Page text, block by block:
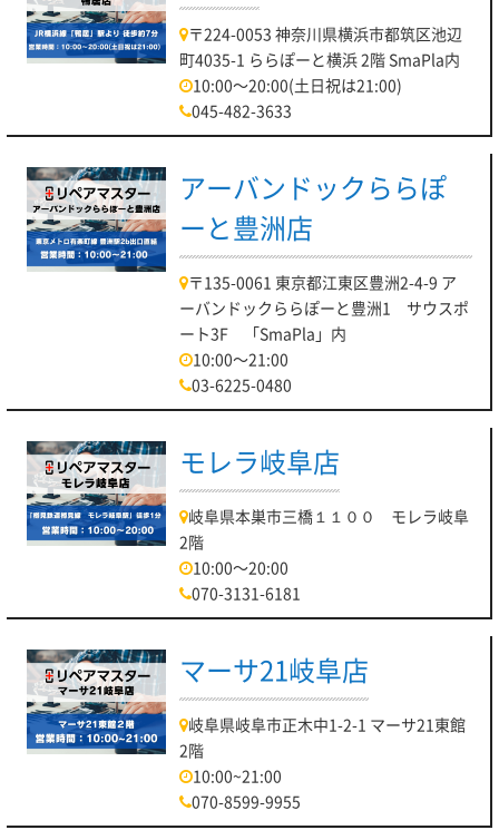
〒224-0053 神奈川県横浜市都筑区池辺
町4035-1 ららぽーと横浜 2階 SmaPla内
10:00～20:00(土日祝は21:00)
045-482-3633
アーバンドックららぽ
ーと豊洲店
〒135-0061 東京都江東区豊洲2-4-9 ア
ーバンドックららぽーと豊洲1 サウスポ
ート3F 「SmaPla」内
10:00～21:00
03-6225-0480
モレラ岐阜店
岐阜県本巣市三橋１１００ モレラ岐阜
2階
10:00～20:00
070-3131-6181
マーサ21岐阜店
岐阜県岐阜市正木中1-2-1 マーサ21東館
2階
10:00~21:00
070-8599-9955